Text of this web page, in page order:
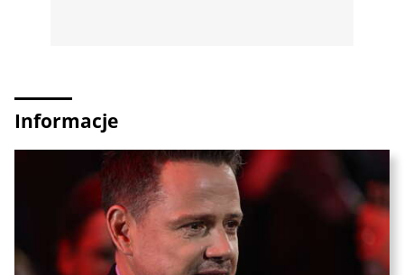
Informacje